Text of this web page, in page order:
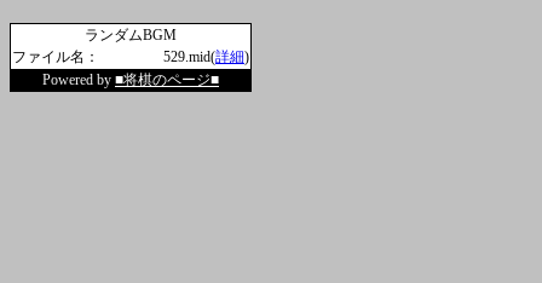
ランダムBGM
ファイル名：
529.mid(詳細)
Powered by ■将棋のページ■